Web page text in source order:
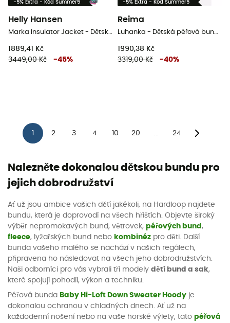
-5% Extra - Kód Summer5
Helly Hansen
Marka Insulator Jacket - Dětská péřova
1889,41 Kč
3449,00 Kč
-45%
-5% Extra - Kód Summer5
Reima
Luhanka - Dětská péřová bunda
1990,38 Kč
3319,00 Kč
-40%
2 3 4 10 20 24
Nalezněte dokonalou dětskou bundu pro
jejich dobrodružství
Ať už jsou ambice vašich dětí jakékoli, na Hardloop najdete
bundu, která je doprovodí na všech hřištích. Objevte široký
výběr nepromokavých bund, větrovek, péřových bund ,
fleece, lyžařských bund nebo kombinéz pro děti. Další
bunda vašeho malého se nachází v našich regálech,
připravena ho následovat na všech jeho dobrodružstvích.
Naši odborníci pro vás vybrali tři modely dětí bund a sak,
které spojují pohodlí, výkon a techniku.
Péřová bunda Baby Hi-Loft Down Sweater Hoody je
dokonalou ochranou v chladných dnech. Ať už na
každodenní nošení nebo na vaše horské výlety, tato péřová